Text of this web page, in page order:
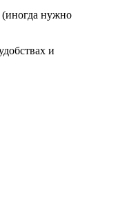
(иногда нужно
и